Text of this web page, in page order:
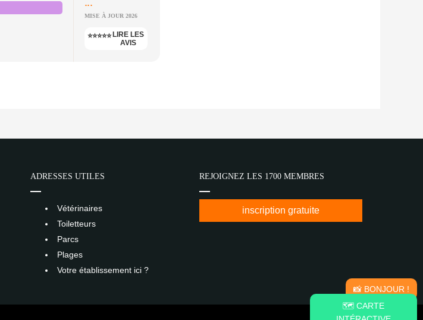
MISE À JOUR 2026
⭐⭐⭐⭐⭐ LIRE LES
AVIS
📸 BONJOUR !
🗺️ CARTE
ADRESSES UTILES
Vétérinaires
Toiletteurs
Parcs
Plages
Votre établissement ici ?
REJOIGNEZ LES 1700 MEMBRES
inscription gratuite